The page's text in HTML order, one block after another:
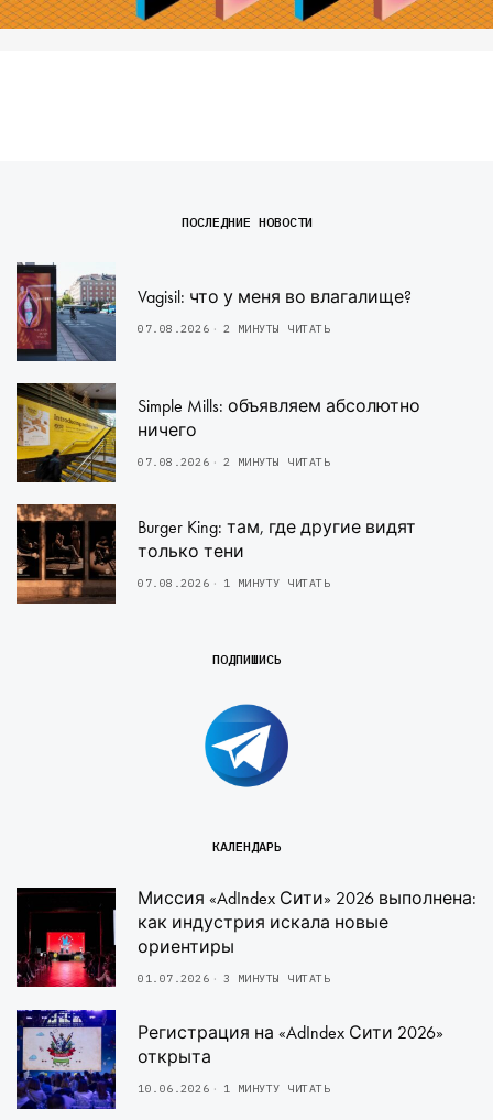
ПОСЛЕДНИЕ НОВОСТИ
Vagisil: что у меня во влагалище?
07.08.2026 2 МИНУТЫ ЧИТАТЬ
Simple Mills: объявляем абсолютно
ничего
07.08.2026 2 МИНУТЫ ЧИТАТЬ
Burger King: там, где другие видят
только тени
07.08.2026 1 МИНУТУ ЧИТАТЬ
ПОДПИШИСЬ
КАЛЕНДАРЬ
Миссия «AdIndex Сити» 2026 выполнена:
как индустрия искала новые
ориентиры
01.07.2026 3 МИНУТЫ ЧИТАТЬ
Регистрация на «AdIndex Сити 2026»
открыта
10.06.2026 1 МИНУТУ ЧИТАТЬ